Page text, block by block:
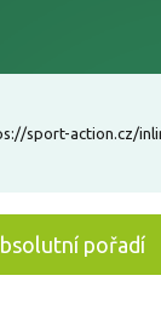
sport-action.cz/
pořadí